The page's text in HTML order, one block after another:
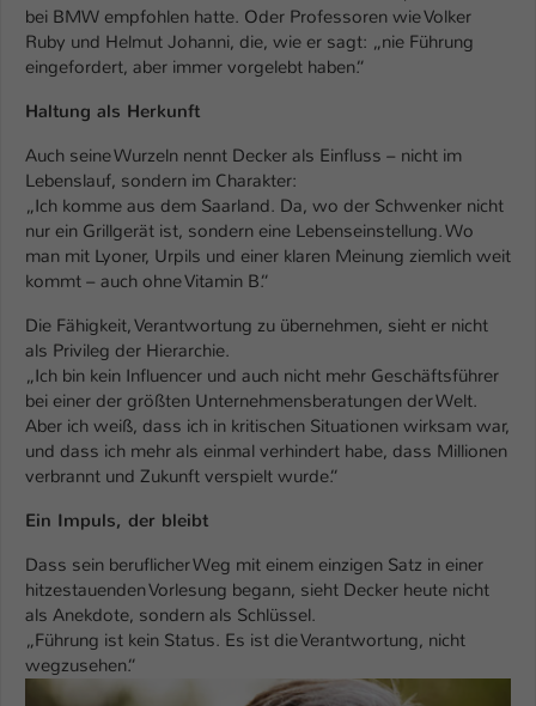
bei BMW empfohlen hatte. Oder Professoren wie Volker
Ruby und Helmut Johanni, die, wie er sagt: „nie Führung
eingefordert, aber immer vorgelebt haben.“
Haltung als Herkunft
Auch seine Wurzeln nennt Decker als Einfluss – nicht im
Lebenslauf, sondern im Charakter:
„Ich komme aus dem Saarland. Da, wo der Schwenker nicht
nur ein Grillgerät ist, sondern eine Lebenseinstellung. Wo
man mit Lyoner, Urpils und einer klaren Meinung ziemlich weit
kommt – auch ohne Vitamin B.“
Die Fähigkeit, Verantwortung zu übernehmen, sieht er nicht
als Privileg der Hierarchie.
„Ich bin kein Influencer und auch nicht mehr Geschäftsführer
bei einer der größten Unternehmensberatungen der Welt.
Aber ich weiß, dass ich in kritischen Situationen wirksam war,
und dass ich mehr als einmal verhindert habe, dass Millionen
verbrannt und Zukunft verspielt wurde.“
Ein Impuls, der bleibt
Dass sein beruflicher Weg mit einem einzigen Satz in einer
hitzestauenden Vorlesung begann, sieht Decker heute nicht
als Anekdote, sondern als Schlüssel.
„Führung ist kein Status. Es ist die Verantwortung, nicht
wegzusehen.“